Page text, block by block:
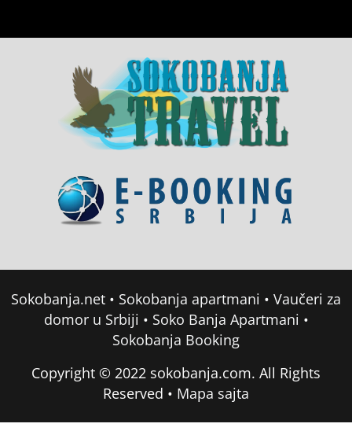
Sokobanja.net • Sokobanja apartmani • Vaučeri za
domor u Srbiji • Soko Banja Apartmani •
Sokobanja Booking
Copyright © 2022 sokobanja.com. All Rights
Reserved • Mapa sajta